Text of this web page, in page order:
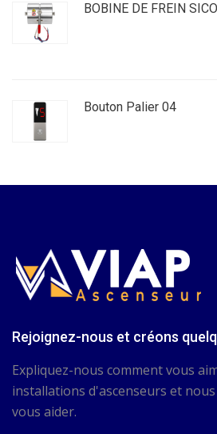
BOBINE DE FREIN
Bouton Palier 04
Rejoignez-nous et créons
Expliquez-nous comment vous
installations d'ascenseurs et
vous aider.